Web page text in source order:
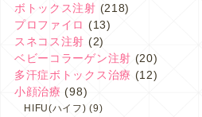
ボトックス注射 (218)
プロファイロ (13)
スネコス注射 (2)
ベビーコラーゲン注射 (20)
多汗症ボトックス治療 (12)
小顔治療 (98)
HIFU(ハイフ) (9)